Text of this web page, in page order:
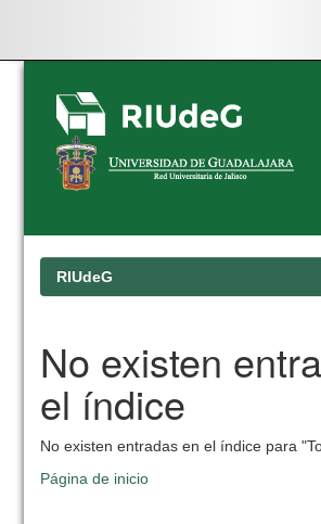
Skip
navigation
RIUdeG
No existen
el índice
No existen entradas en el índice para
Página de inicio